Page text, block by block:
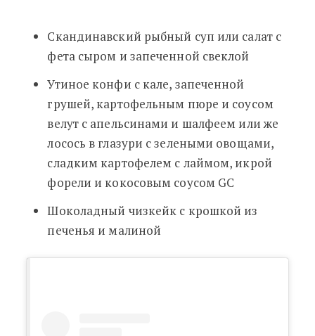
Скандинавский рыбный суп или салат с
фета сыром и запеченной свеклой
Утиное конфи с кале, запеченной
грушей, картофельным пюре и соусом
велут с апельсинами и шалфеем или же
лосось в глазури с зелеными овощами,
сладким картофелем с лаймом, икрой
форели и кокосовым соусом GC
Шоколадный чизкейк с крошкой из
печенья и малиной